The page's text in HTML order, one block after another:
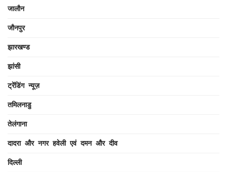
जालौन
जौनपुर
झारखण्ड
झांसी
ट्रेंडिंग न्यूज़
तमिलनाडु
तेलंगाना
दादरा और नगर हवेली एवं दमन और दीव
दिल्ली